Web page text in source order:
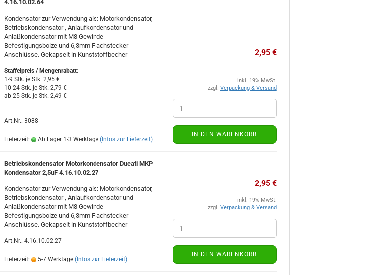
4.16.10.02.64
Kondensator zur Verwendung als: Motorkondensator,
Betriebskondensator , Anlaufkondensator und
Anlaßkondensator mit M8 Gewinde
Befestigungsbolze und 6,3mm Flachstecker
Anschlüsse. Gekapselt in Kunststoffbecher
Staffelpreis / Mengenrabatt:
1-9 Stk. je Stk. 2,95 €
10-24 Stk. je Stk. 2,79 €
ab 25 Stk. je Stk. 2,49 €
Art.Nr.: 3088
Lieferzeit: Ab Lager 1-3 Werktage (Infos zur Lieferzeit)
2,95 €
inkl. 19% MwSt.
zzgl. Verpackung & Versand
IN DEN WARENKORB
Betriebskondensator Motorkondensator Ducati MKP
Kondensator 2,5uF 4.16.10.02.27
Kondensator zur Verwendung als: Motorkondensator,
Betriebskondensator , Anlaufkondensator und
Anlaßkondensator mit M8 Gewinde
Befestigungsbolze und 6,3mm Flachstecker
Anschlüsse. Gekapselt in Kunststoffbecher
Art.Nr.: 4.16.10.02.27
Lieferzeit: 5-7 Werktage (Infos zur Lieferzeit)
2,95 €
inkl. 19% MwSt.
zzgl. Verpackung & Versand
IN DEN WARENKORB